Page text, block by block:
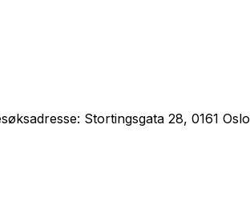
Stortingsgata 28, 0161 Oslo